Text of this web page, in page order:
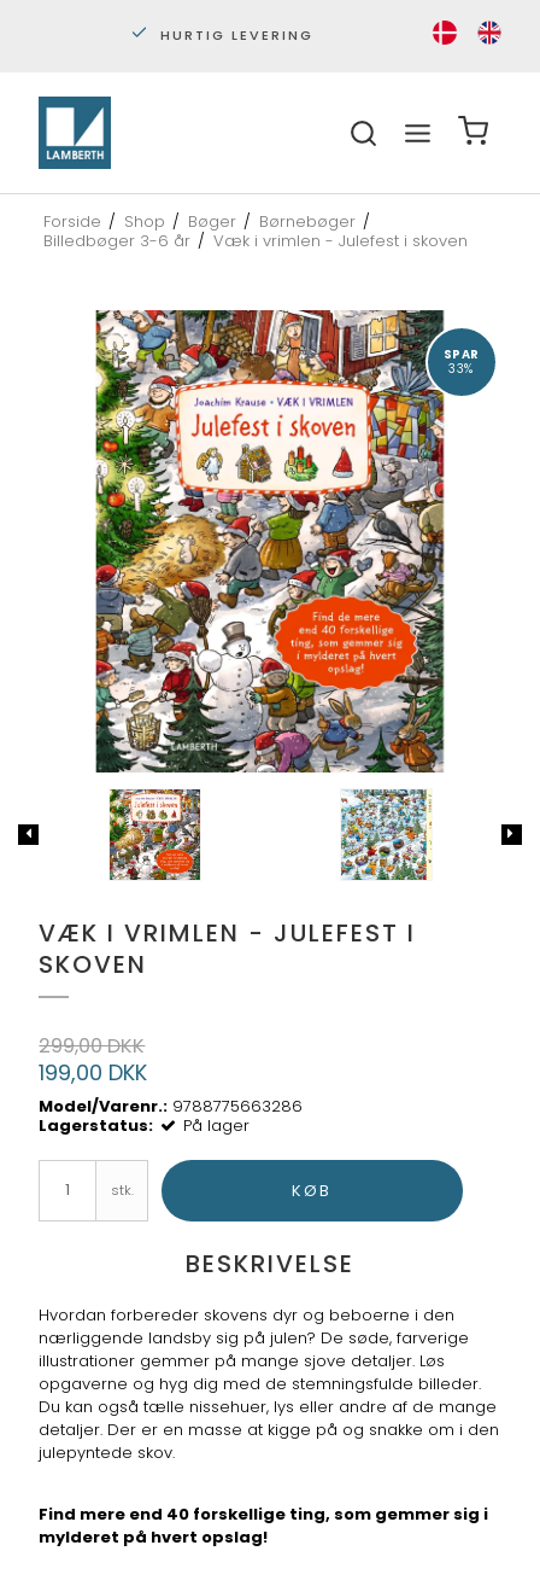
PERSONLIG KUNDESERVICE
Forside / Shop / Bøger / Børnebøger /
Billedbøger 3-6 år / Væk i vrimlen - Julefest i skoven
SPAR
33%
VÆK I VRIMLEN - JULEFEST I
SKOVEN
299,00 DKK
199,00 DKK
Model/Varenr.: 9788775663286
Lagerstatus:
På lager
stk. KØB
BESKRIVELSE
Hvordan forbereder skovens dyr og beboerne i den
nærliggende landsby sig på julen? De søde, farverige
illustrationer gemmer på mange sjove detaljer. Løs
opgaverne og hyg dig med de stemningsfulde billeder.
Du kan også tælle nissehuer, lys eller andre af de mange
detaljer. Der er en masse at kigge på og snakke om i den
julepyntede skov.
Find mere end 40 forskellige ting, som gemmer sig i
mylderet på hvert opslag!